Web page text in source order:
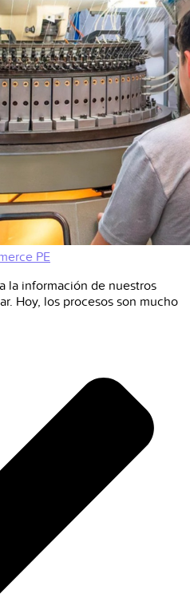
PE
la información de nuestros
Hoy, los procesos son mucho